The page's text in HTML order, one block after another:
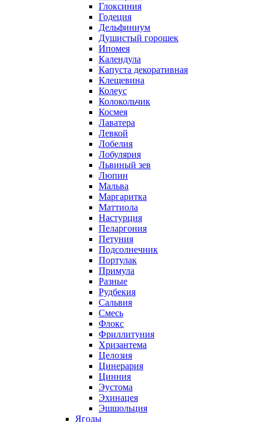
Глоксиния
Годеция
Дельфиниум
Душистый горошек
Ипомея
Календула
Капуста декоративная
Клещевина
Колеус
Колокольчик
Космея
Лаватера
Левкой
Лобелия
Лобулярия
Львиный зев
Люпин
Мальва
Маргаритка
Маттиола
Настурция
Пеларгония
Петуния
Подсолнечник
Портулак
Примула
Разные
Рудбекия
Сальвия
Смесь
Флокс
Фриллитуния
Хризантема
Целозия
Цинерария
Цинния
Эустома
Эхинацея
Эшшольция
Ягоды